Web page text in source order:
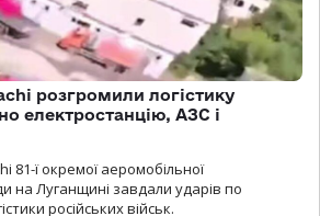
розгромили логістику
електростанцію, АЗС і
ї окремої аеромобільної
на Луганщині завдали ударів по
російських військ.